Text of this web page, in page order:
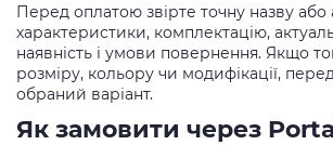
Перед оплатою звірте точну назву або
характеристики, комплектацію,
наявність і умови повернення. Якщо
розміру, кольору чи модифікації,
обраний варіант.
Як замовити через